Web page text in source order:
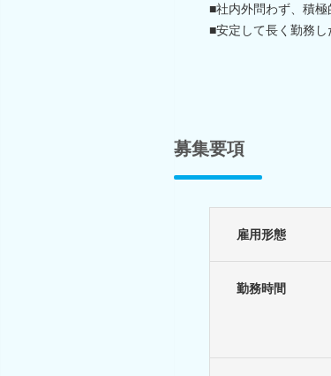
■社内外問わず、積
■安定して長く勤務し
募集要項
雇用形態
勤務時間